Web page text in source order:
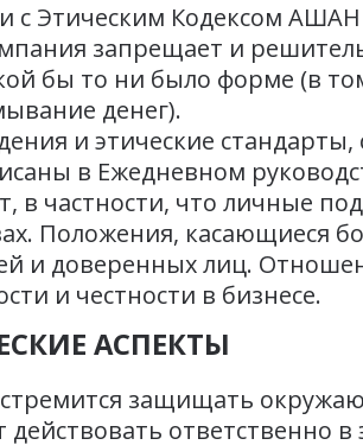
с Этическим Кодексом
запрещает и
бы то ни было форме (в
денег).
и этические
в Ежедневном
в частности, что личные
Положения, касающиеся
и доверенных лиц.
и честности в бизнесе.
АСПЕКТЫ
защищать
действовать ответственно